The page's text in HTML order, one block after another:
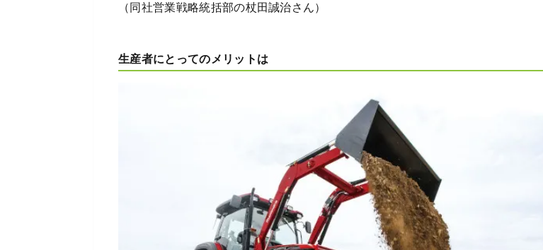
（同社営業戦略統括部の杖田誠治さん）
生産者にとってのメリットは